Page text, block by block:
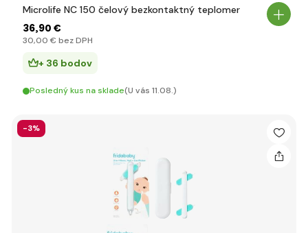
Microlife NC 150 čelový bezkontaktný teplomer
36,90 €
30,00 € bez DPH
+ 36 bodov
Posledný kus na sklade(U vás 11.08.)
-3%